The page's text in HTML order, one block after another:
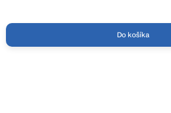
Do košíka